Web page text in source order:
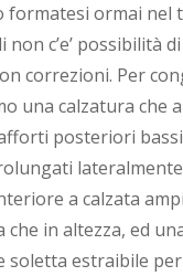
formatesi ormai nel
non c’e’ possibilità
correzioni. Per
una calzatura che
posteriori
a calzata
che in altezza, ed
soletta estraibile